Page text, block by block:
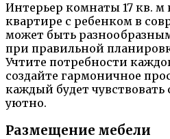
Интерьер комнаты 17 кв.
квартире с ребенком в
может быть
при правильной
Учтите потребности
создайте гармоничное
каждый будет
уютно.
Размещение мебели